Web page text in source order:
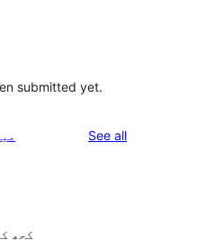
submitted yet.
See allreviews
کچھ